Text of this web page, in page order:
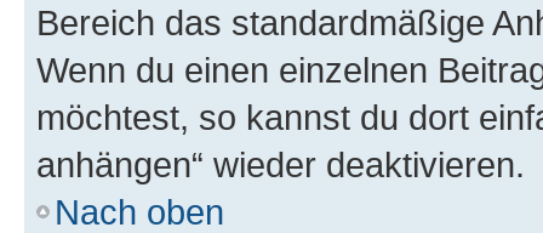
Bereich das standardmäßige
Wenn du einen einzelnen
möchtest, so kannst du dort
anhängen“ wieder deaktivieren.
Nach oben